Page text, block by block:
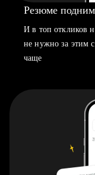
Резюме
И в топ откликов
не нужно за этим
чаще